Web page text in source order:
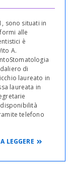
sono situati in
alle
è
A.
di
laureato in
laureata in
telefono
LEGGERE